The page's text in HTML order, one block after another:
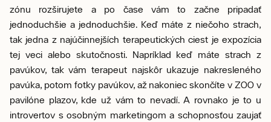
zónu rozširujete a po čase vám to začne pripadať
jednoduchšie a jednoduchšie. Keď máte z niečoho strach,
tak jedna z najúčinnejších terapeutických ciest je expozícia
tej veci alebo skutočnosti. Napríklad keď máte strach z
pavúkov, tak vám terapeut najskôr ukazuje nakresleného
pavúka, potom fotky pavúkov, až nakoniec skončíte v ZOO v
pavilóne plazov, kde už vám to nevadí. A rovnako je to u
introvertov s osobným marketingom a schopnosťou zaujať